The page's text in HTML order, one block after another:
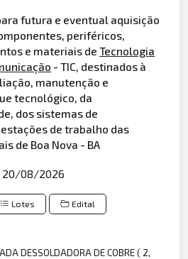
futura e eventual aquisição
periféricos,
e materiais deTecnologia
- TIC, destinados à
manutenção e
tecnológico, da
dos sistemas de
de trabalho das
de Boa Nova - BA
20/08/2026
Lotes Edital
DESSOLDADORA DE COBRE ( 2,